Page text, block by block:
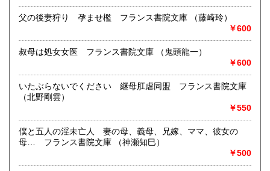
父の後妻狩り 孕ませ檻 フランス書院文庫 （藤崎玲）
￥600
叔母は処女女医 フランス書院文庫 （鬼頭龍一）
￥600
いたぶらないでください 継母肛虐同盟 フランス書院文庫
（北野剛雲）
￥550
僕と五人の淫未亡人 妻の母、義母、兄嫁、ママ、彼女の
母… フランス書院文庫 （神瀬知巳）
￥500